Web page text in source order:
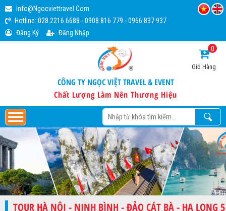
Info@ngocviettravel.com
Hotline: 028.2216.6688 -0908.816.779 -0966.837.937
Đăng Ký
Đăng Nhập
CÔNG TY NGỌC VIỆT TRAVEL & EVENT
Chất Lượng Làm Nên Thương Hiệu
Giỏ Hàng
0
TOUR HÀ NỘI - NINH BÌNH - ĐẢO CÁT BÀ - HẠ LONG 5